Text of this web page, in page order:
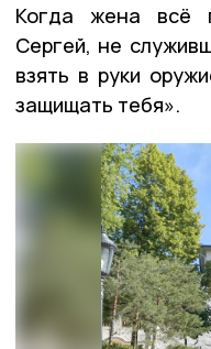
Когда жена всё
Сергей, не
взять в руки
защищать тебя».